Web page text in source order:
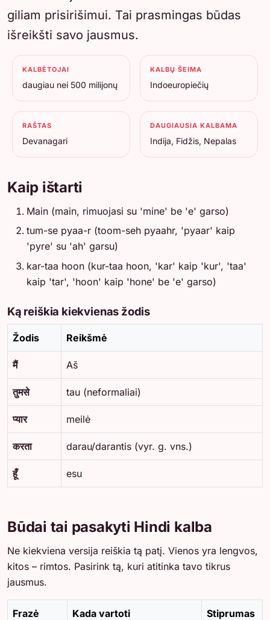
giliam prisirišimui. Tai prasmingas būdas
išreikšti savo jausmus.
KALBĖTOJAI
daugiau nei 500 milijonų
KALBŲ ŠEIMA
Indoeuropiečių
RAŠTAS
Devanagari
DAUGIAUSIA KALBAMA
Indija, Fidžis, Nepalas
Kaip ištarti
Main (main, rimuojasi su 'mine' be 'e' garso)
tum-se pyaa-r (toom-seh pyaahr, 'pyaar' kaip
'pyre' su 'ah' garsu)
kar-taa hoon (kur-taa hoon, 'kar' kaip 'kur', 'taa'
kaip 'tar', 'hoon' kaip 'hone' be 'e' garso)
Ką reiškia kiekvienas žodis
Žodis Reikšmė
मैं Aš
तुमसे tau (neformaliai)
प्यार meilė
करता darau/darantis (vyr. g. vns.)
हूँ esu
Būdai tai pasakyti Hindi kalba
Ne kiekviena versija reiškia tą patį. Vienos yra lengvos,
kitos – rimtos. Pasirink tą, kuri atitinka tavo tikrus
jausmus.
Frazė Kada vartoti Stiprumas